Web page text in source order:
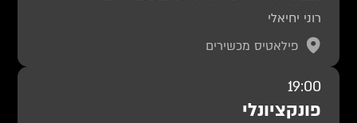
רוני יחיאלי
פילאטיס מכשירים
19:00
פונקציונלי